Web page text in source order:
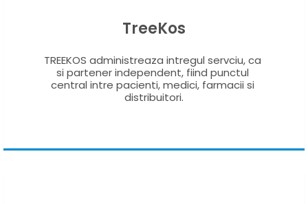
TreeKos
TREEKOS administreaza intregul servciu, ca
si partener independent, fiind punctul
central intre pacienti, medici, farmacii si
distribuitori.